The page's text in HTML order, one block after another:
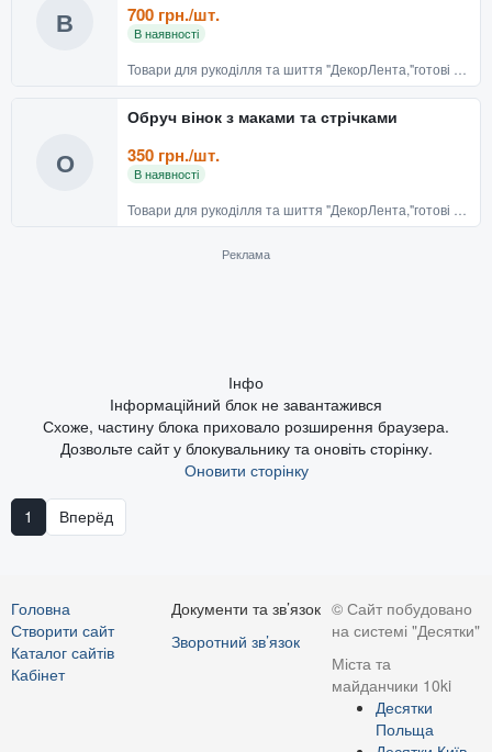
В 700 грн./шт.
В наявності
О
Обруч вінок з маками та стрічками
350 грн./шт.
В наявності
Реклама
Інфо
Інформаційний блок не завантажився
Схоже, частину блока приховало розширення браузера.
Дозвольте сайт у блокувальнику та оновіть сторінку.
Оновити сторінку
1 Вперёд
Головна
Створити сайт
Каталог сайтів
Кабінет
Документи та зв’язок
Зворотний зв’язок
© Сайт побудовано
на системі "Десятки"
Міста та
майданчики 10ki
Десятки
Польща